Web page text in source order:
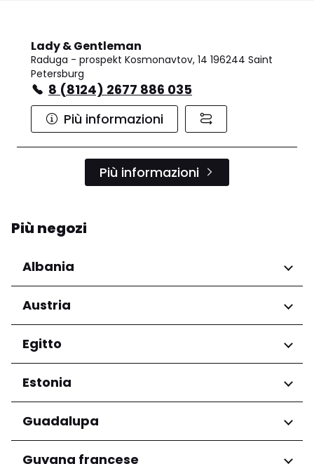
Lady & Gentleman
Raduga - prospekt Kosmonavtov, 14 196244 Saint
Petersburg
8 (8124) 2677 886 035
Più informazioni
Più informazioni
Più negozi
Albania
Regioni
Qarku i Tiranës
Austria
Regioni
Niederösterreich
Salzburg
Wien
Egitto
Regioni
Governatorato del Cairo
Estonia
Regioni
Harju maakond
Guadalupa
Regioni
Guyana francese